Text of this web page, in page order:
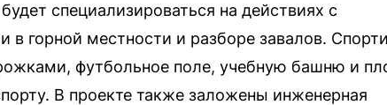
специализироваться на действиях с
горной местности и разборе завалов.
футбольное поле, учебную башню и
В проекте также заложены инженерная